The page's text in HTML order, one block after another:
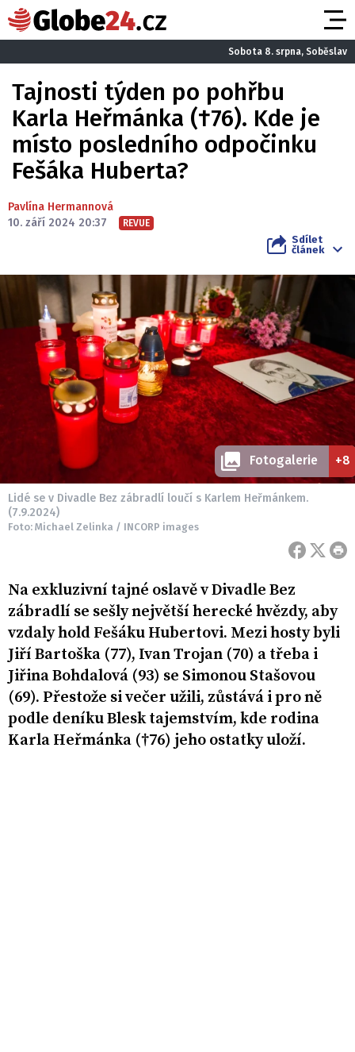
Sobota 8. srpna, Soběslav
Tajnosti týden po pohřbu
Karla Heřmánka (†76). Kde je
místo posledního odpočinku
Fešáka Huberta?
Pavlína Hermannová
10. září 2024 20:37
REVUE
Sdílet
článek
Fotogalerie +8
Lidé se v Divadle Bez zábradlí loučí s Karlem Heřmánkem.
(7.9.2024)
Foto: Michael Zelinka / INCORP images
Na exkluzivní tajné oslavě v Divadle Bez
zábradlí se sešly největší herecké hvězdy, aby
vzdaly hold Fešáku Hubertovi. Mezi hosty byli
Jiří Bartoška (77), Ivan Trojan (70) a třeba i
Jiřina Bohdalová (93) se Simonou Stašovou
(69). Přestože si večer užili, zůstává i pro ně
podle deníku Blesk tajemstvím, kde rodina
Karla Heřmánka (†76) jeho ostatky uloží.